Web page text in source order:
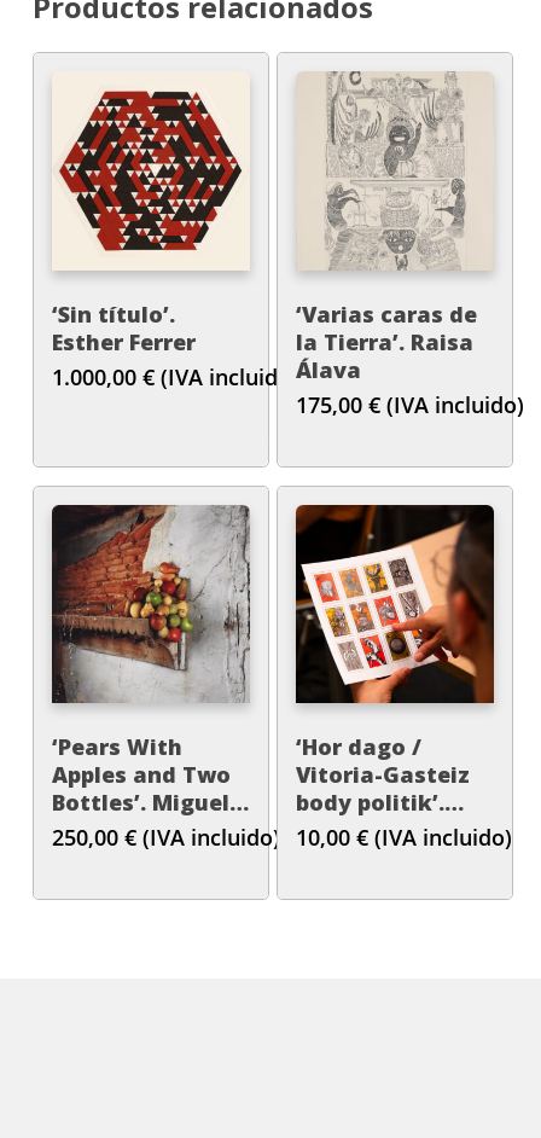
‘Sin título’.
Esther Ferrer
1.000,00 € (IVA incluido)
‘Varias caras de
la Tierra’. Raisa
Álava
175,00 € (IVA incluido)
‘Pears With
Apples and Two
Bottles’. Miguel
Angel Gaüeca
250,00 € (IVA incluido)
‘Hor dago /
Vitoria-Gasteiz
body politik’.
Erick Beltrán
10,00 € (IVA incluido)